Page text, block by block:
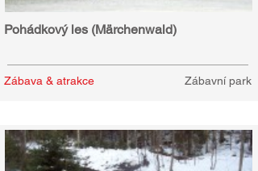
Pohádkový les (Märchenwald)
Zábava & atrakce Zábavní park